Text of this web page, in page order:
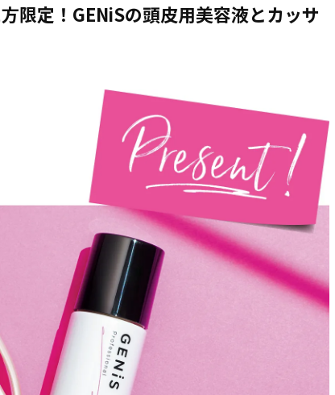
限定！GENiSの頭皮用美容液とカッサ